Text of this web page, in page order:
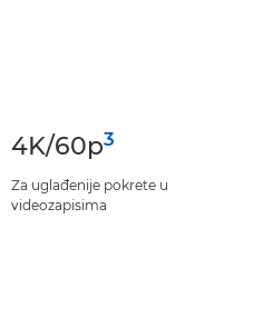
4K/60p3
Za uglađenije pokrete u
videozapisima